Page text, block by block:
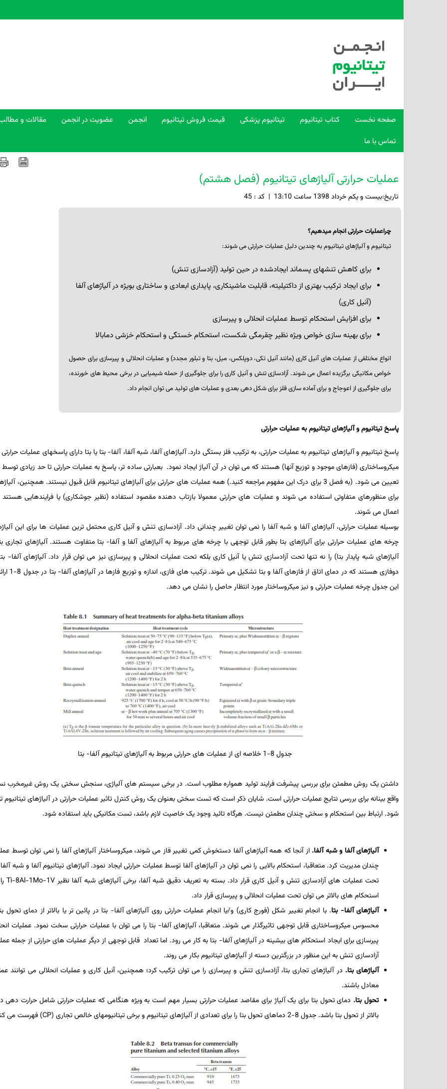
صفحه نخست کتاب تیتانیوم تیتانیوم پزشکی قیمت فروش تیتانیوم انجمن عضویت در انجمن مقالات و
تماس با ما
عملیات حرارتی آلیاژهای تیتانیوم (فصل هشتم)
تاريخ:بيست و يکم خرداد 1398 ساعت 13:10 | کد : 45
چراعملیات حرارتی انجام می­دهیم؟
تیتانیوم و آلیاژهای تیتانیوم به چندین دلیل عملیات حرارتی می­ شوند:
برای کاهش تنش­های پسماند ایجادشده در حین تولید (آزادسازی تنش)
برای ایجاد ترکیب بهتری از داکتیلیته، قابلیت ماشین­کاری، پایداری ابعادی و ساختاری بویژه در آلیاژهای آلفا
(آنیل­ کاری)
برای افزایش استحکام توسط عملیات انحلالی و پیرسازی
برای بهینه­ سازی خواص ویژه نظیر چقرمگی شکست، استحکام خستگی و استحکام خزشی دمابالا
انواع مختلفی از عملیات­ های آنیل­ کاری (مانند آنیل تکی، دوپلکس، میل، بتا و تبلور مجدد) و عملیات انحلالی و پیرسازی برای حصول
خواص مکانیکی برگزیده اعمال می ­شوند. آزادسازی تنش و آنیل­ کاری را برای جلوگیری از حمله شیمیایی در برخی محیط ­های خورنده،
برای جلوگیری از اعوجاج و برای آماده­ سازی فلز برای شکل­ دهی بعدی و عملیات­ های تولید می­ توان انجام داد.
پاسخ تیتانیوم و آلیاژهای تیتانیوم به عملیات­ حرارتی
پاسخ تیتانیوم و آلیاژهای تیتانیوم به عملیات­ حرارتی، به ترکیب فلز بستگی دارد. آلیاژهای آلفا، شبه آلفا، آلفا- بتا یا بتا دارای پاسخ­های عملیات­
میکروساختاری (فازهای موجود و توزیع آنها) هستند که می ­توان در آن آلیاژ ایجاد نمود. بعبارتی ساده­ تر، پاسخ به عملیات­ حرارتی تا حد زیادی توسط
تعیین می­ شود. (به فصل 3 برای درک این مفهوم مراجعه کنید.) همه عملیات­ های حرارتی برای آلیاژهای تیتانیوم قابل قبول نیستند. هم­چنین،
برای منظورهای متفاوتی استفاده می­ شوند و عملیات­ های حرارتی معمولا بازتاب­ دهنده مقصود استفاده (نظیر جوشکاری) یا فرایندهایی هستند
اعمال می­ شوند.
بوسیله عملیات­ حرارتی، آلیاژهای آلفا و شبه­ آلفا را نمی­ توان تغییر چندانی داد. آزادسازی تنش و آنیل­ کاری محتمل­ ترین عملیات­ ها برای این
چرخه­ های عملیات­ حرارتی برای آلیاژهای بتا بطور قابل­ توجهی با چرخه­ های مربوط به آلیاژهای آلفا و آلفا- بتا متفاوت هستند. آلیاژهای تجاری
آلیاژهای شبه­ پایدار بتا) را نه تنها تحت آزادسازی تنش یا آنیل­ کاری بلکه تحت عملیات انحلالی و پیرسازی نیز می­ توان قرار داد. آلیاژهای آلفا-
دوفازی هستند که در
این جدول چرخه عملیات­ حرارتی و نیز میکروساختار مورد انتظار حاصل را نشان می­ دهد.
جدول 8-1 خلاصه ­ای از عملیات­ های حرارتی مربوط به آلیاژهای تیتانیوم آلفا- بتا
داشتن یک روش مطمئن برای بررسی پیشرفت فرایند تولید همواره مطلوب است. در برخی سیستم ­های آلیاژی، سنجش سختی یک روش غیرمخرب
واقع­ بینانه برای بررسی نتایج عملیات­ حرارتی است. شایان ذکر است که تست سختی بعنوان یک روش کنترل تاثیر عملیات­ حرارتی در آلیاژهای
شود. ارتباط بین استحکام و سختی چندان مطمئن نیست. هرگاه تائید وجود یک خاصیت لازم باشد، تست مکانیکی باید استفاده شود.
آلیاژهای آلفا و شبه­ آلفا. از آنجا که همه آلیاژهای آلفا دستخوش کمی تغییر فاز می­ شوند، میکروساختار آلیاژهای آلفا را نمی­ توان توسط
چندان مدیریت کرد. متعاقبا، استحکام بالایی را نمی­ توان در آلیاژهای آلفا توسط عملیات­ حرارتی ایجاد نمود. آلیاژهای تیتانیوم آلفا و شبه
تحت عملیات ­های آزادسازی تنش و آنیل­ کاری قرار داد. بسته به تعریف دقیق شبه ­آلفا، برخی آلیاژهای شبه ­آلفا نظیر Ti-8Al-1Mo-1V
استحکام­ های بالاتر می­ توان تحت عملیات­ انحلالی و پیرسازی قرار داد.
آلیاژهای آلفا- بتا. با انجام تغییر شکل (فورج­ کاری) و/یا انجام عملیات­ حرارتی روی آلیاژهای آلفا- بتا در پائین­ تر یا بالاتر از دمای تحول
محسوس میکروساختاری قابل توجهی تاثیرگذار می­ شوند. متعاقبا، آلیاژهای آلفا- بتا را می­ توان با عملیات­ حرارتی سخت نمود. عملیات
پیرسازی برای ایجاد استحکام ­های بیشینه در آلیاژهای آلفا- بتا به کار می­ رود. اما تعداد قابل ­توجهی از دیگر عملیات­ های حرارتی از جمله
آزادسازی تنش به این منظور در بزرگترین دسته از آلیاژهای تیتانیوم بکار می­ روند.
آلیاژهای بتا. در آلیاژهای تجاری بتا، آزادسازی تنش و پیرسازی را می ­توان ترکیب کرد؛ هم­چنین، آنیل­ کاری و عملیات انحلالی می­ توانند
معادل باشند.
تحول بتا. دمای تحول بتا برای یک آلیاژ برای مقاصد عملیات­ حرارتی بسیار مهم است به ویژه هنگامی که عملیات­ حرارتی شامل حرارت ­دهی
بالاتر از تحول بتا باشد. جدول 8-2 دماهای تحول بتا را برای تعدادی از آلیاژهای تیتانیوم و برخی تیتانیوم­های خالص تجاری (
CP) فهرست می­